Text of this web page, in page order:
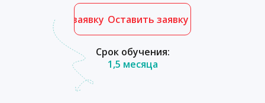
Оставить заявку Оставить заявку
Срок обучения:
1,5 месяца